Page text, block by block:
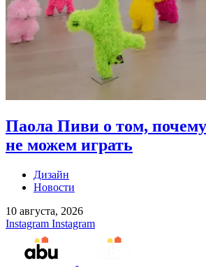
Паола Пиви о том,
не можем играть
Дизайн
Новости
10 августа, 2026
Instagram Instagram